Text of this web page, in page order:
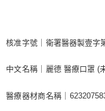
核准字號｜ 衛署醫器製壹字
中文名稱｜ 麗德 醫療口罩 (
醫療器材商名稱｜